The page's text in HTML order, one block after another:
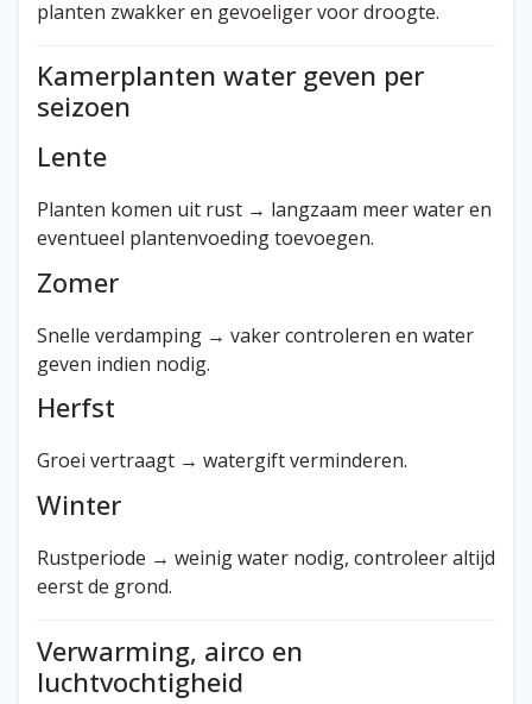
planten zwakker en gevoeliger voor droogte.
Kamerplanten water geven per
seizoen
Lente
Planten komen uit rust → langzaam meer water en
eventueel plantenvoeding toevoegen.
Zomer
Snelle verdamping → vaker controleren en water
geven indien nodig.
Herfst
Groei vertraagt → watergift verminderen.
Winter
Rustperiode → weinig water nodig, controleer altijd
eerst de grond.
Verwarming, airco en
luchtvochtigheid